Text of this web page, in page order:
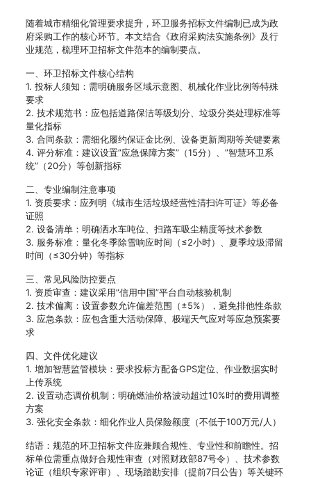
随着城市精细化管理要求提升，环卫服务招标文件编制已成为政
府采购工作的核心环节。本文结合《政府采购法实施条例》及行
业规范，梳理环卫招标文件范本的编制要点。
一、环卫招标文件核心结构
1. 投标人须知：需明确服务区域示意图、机械化作业比例等特殊
要求
2. 技术规范书：应包括道路保洁等级划分、垃圾分类处理标准等
量化指标
3. 合同条款：需细化履约保证金比例、设备更新周期等关键要素
4. 评分标准：建议设置”应急保障方案”（15分）、”智慧环卫系
统”（20分）等创新指标
二、专业编制注意事项
1. 资质要求：应列明《城市生活垃圾经营性清扫许可证》等必备
证照
2. 设备清单：明确洒水车吨位、扫路车吸尘精度等技术参数
3. 服务标准：量化冬季除雪响应时间（≤2小时）、夏季垃圾滞留
时间（≤30分钟）等指标
三、常见风险防控要点
1. 资质审查：建议采用”信用中国”平台自动核验机制
2. 技术偏离：设置参数允许偏差范围（±5%），避免排他性条款
3. 应急条款：应包含重大活动保障、极端天气应对等应急预案要
求
四、文件优化建议
1. 增加智慧监管模块：要求投标方配备GPS定位、作业数据实时
上传系统
2. 设置动态调价机制：明确燃油价格波动超过10%时的费用调整
方案
3. 强化安全条款：细化作业人员保险额度（不低于100万元/人）
结语：规范的环卫招标文件应兼顾合规性、专业性和前瞻性。招
标单位需重点做好合规性审查（对照财政部87号令）、技术参数
论证（组织专家评审）、现场踏勘安排（提前7日公告）等关键环